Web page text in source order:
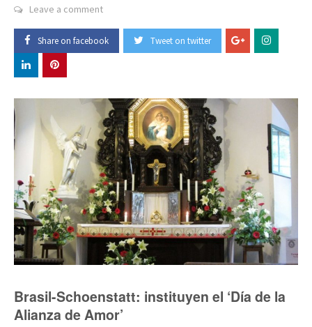
Leave a comment
Share on facebook Tweet on twitter
Brasil-Schoenstatt: instituyen el ‘Día de la
Alianza de Amor’